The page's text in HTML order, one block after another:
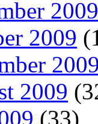
2009
2009
2009
(33)